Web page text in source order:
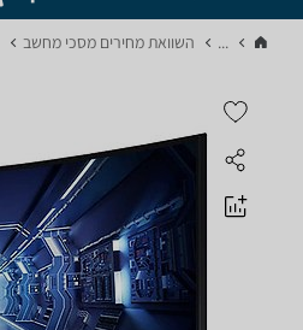
... השוואת מחירים מסכי מחשב‏